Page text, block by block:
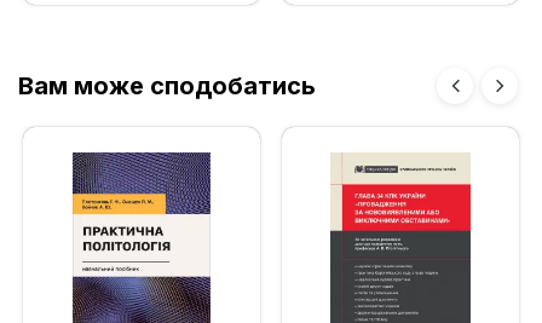
Вам може сподобатись